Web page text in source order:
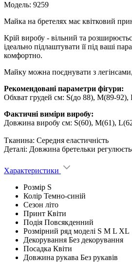
Модель: 9259
Майка на бретелях має квітковий
Крій виробу - вільний та
ідеально підлаштувати її під ваші
комфортно.
Майку можна поєднувати з
Рекомендовані параметри фігури:
Обхват грудей см: S(до 88), M(89-
Фактичні виміри виробу:
Довжина виробу см: S(60), M(61),
Тканина: Середня еластичність
Деталі: Довжина бретельки
Характеристики
Розмір S
Колір Темно-синій
Сезон літо
Принт Квіти
Подія Повсякденний
Розмірний ряд моделі S M L XL
Декорування Без декорування
Посадка Квіти
Довжина рукава Без рукавів